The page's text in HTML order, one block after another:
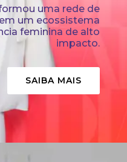
uma rede de
um ecossistema
feminina de alto
impacto.
SAIBA MAIS